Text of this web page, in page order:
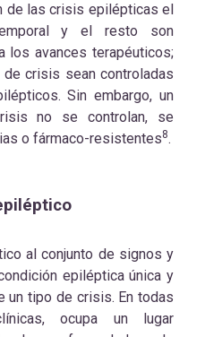
de las crisis epilépticas el
y el resto son
los avances terapéuticos;
crisis sean controladas
Sin embargo, un
no se controlan, se
o fármaco-resistentes8.
al conjunto de signos y
epiléptica única y
un tipo de crisis. En todas
ocupa un lugar